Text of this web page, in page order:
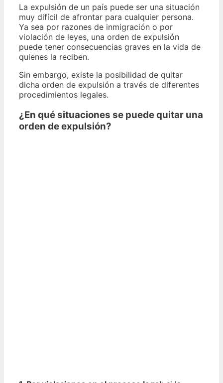
La expulsión de un país puede ser una situación
muy difícil de afrontar para cualquier persona.
Ya sea por razones de inmigración o por
violación de leyes, una orden de expulsión
puede tener consecuencias graves en la vida de
quienes la reciben.
Sin embargo, existe la posibilidad de quitar
dicha orden de expulsión a través de diferentes
procedimientos legales.
¿En qué situaciones se puede quitar una
orden de expulsión?